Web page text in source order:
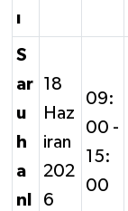
ı
S
ar
u
h
a
nl
18
Haz
iran
202
6
09:
00 -
15:
00